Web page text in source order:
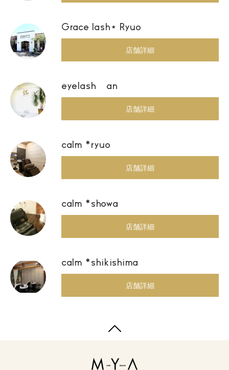
Grace lash⋆ Ryuo
店舗詳細
eyelash an
店舗詳細
calm *ryuo
店舗詳細
calm *showa
店舗詳細
calm *shikishima
店舗詳細